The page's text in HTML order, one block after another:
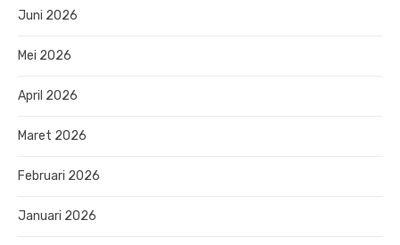
Juni 2026
Mei 2026
April 2026
Maret 2026
Februari 2026
Januari 2026